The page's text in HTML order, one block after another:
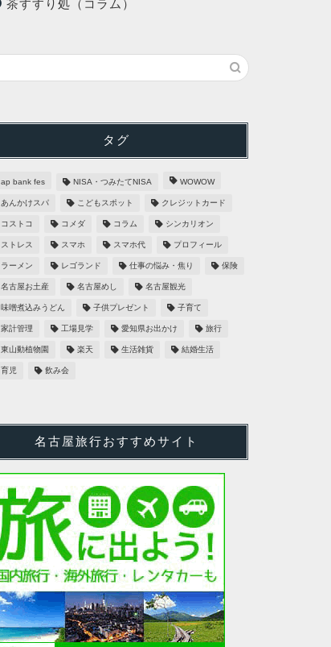
茶すすり処（コラム）
タグ
ap bank fes NISA・つみたてNISA WOWOW
あんかけスパ こどもスポット クレジットカード
コストコ コメダ コラム シンカリオン
ストレス スマホ スマホ代 プロフィール
ラーメン レゴランド 仕事の悩み・焦り 保険
名古屋お土産 名古屋めし 名古屋観光
味噌煮込みうどん 子供プレゼント 子育て
家計管理 工場見学 愛知県お出かけ 旅行
東山動植物園 楽天 生活雑貨 結婚生活
育児 飲み会
名古屋旅行おすすめサイト